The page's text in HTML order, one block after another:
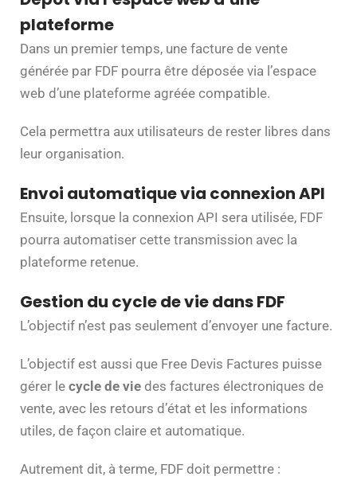
plateforme
Dans un premier temps, une facture de vente
générée par FDF pourra être déposée via l’espace
web d’une plateforme agréée compatible.
Cela permettra aux utilisateurs de rester libres dans
leur organisation.
Envoi automatique via connexion API
Ensuite, lorsque la connexion API sera utilisée, FDF
pourra automatiser cette transmission avec la
plateforme retenue.
Gestion du cycle de vie dans FDF
L’objectif n’est pas seulement d’envoyer une facture.
L’objectif est aussi que Free Devis Factures puisse
gérer le cycle de vie des factures électroniques de
vente, avec les retours d’état et les informations
utiles, de façon claire et automatique.
Autrement dit, à terme, FDF doit permettre :